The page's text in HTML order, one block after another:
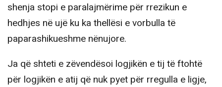
shenja stopi e paralajmërime për rrezikun e
hedhjes në ujë ku ka thellësi e vorbulla të
paparashikueshme nënujore.
Ja që shteti e zëvendësoi logjikën e tij të ftohtë
për logjikën e atij që nuk pyet për rregulla e ligje,